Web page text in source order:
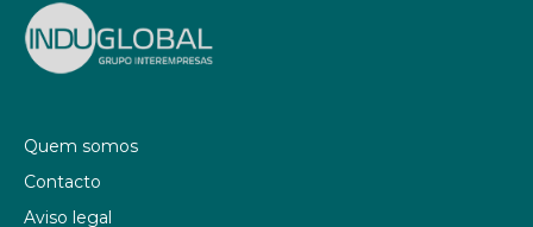
Quem somos
Contacto
Aviso legal